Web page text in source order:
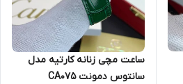
ساعت مچی زنانه کارتیه مدل
سانتوس دمونت CA0۷۵